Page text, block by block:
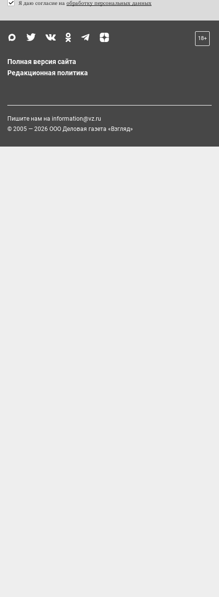
Я даю согласие на обработку персональных данных
18+
Полная версия сайта
Редакционная политика
Пишите нам на information@vz.ru
© 2005 — 2026 ООО Деловая газета «Взгляд»